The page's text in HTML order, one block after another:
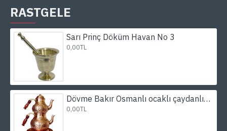
RASTGELE
Sarı Prinç Döküm Havan No 3
0,00TL
Dövme Bakır Osmanlı ocaklı çaydanlık takımı
0,00TL